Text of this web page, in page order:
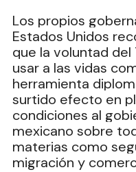
Los propios
Estados Unidos
que la voluntad del
usar a las vidas
herramienta
surtido efecto en
condiciones al
mexicano sobre
materias como
migración y